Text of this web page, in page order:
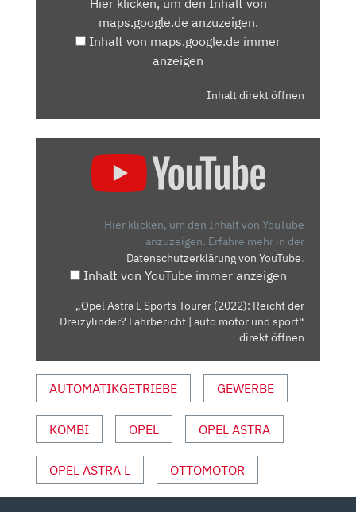
MAPS.GOOGLE.DEHier klicken, um den Inhalt von
maps.google.de anzuzeigen.
Inhalt von maps.google.de immer
anzeigen
Inhalt direkt öffnen
DREIZYLINDER?
FAHRBERICHT
MOTOR
UND
SPORT“
VON
ANZEIGEN
Hier klicken, um den Inhalt von YouTube
anzuzeigen. Erfahre mehr in der
Datenschutzerklärung von YouTube.
Inhalt von YouTube immer anzeigen
„Opel Astra L Sports Tourer (2022): Reicht der
Dreizylinder? Fahrbericht | auto motor und sport“
direkt öffnen
AUTOMATIKGETRIEBE GEWERBE
KOMBI OPEL OPEL ASTRA
OPEL ASTRA L OTTOMOTOR